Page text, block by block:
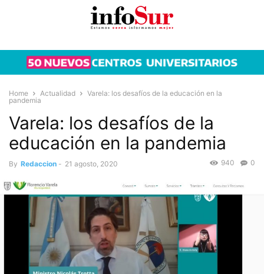
Home Actualidad
Varela: los desafíos de la educación en la
pandemia
Varela: los desafíos de la
educación en la pandemia
By Redaccion - 21 agosto, 2020 0
940